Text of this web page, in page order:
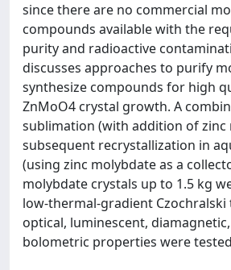
since there are no commercial
compounds available with the
purity and radioactive
discusses approaches to purify
synthesize compounds for high
ZnMoO4 crystal growth. A
sublimation (with addition of zinc
subsequent recrystallization in
(using zinc molybdate as a
molybdate crystals up to 1.5 kg
low-thermal-gradient
optical, luminescent,
bolometric properties were